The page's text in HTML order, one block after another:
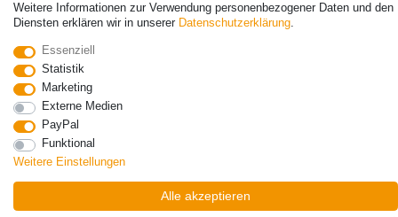
Weitere Informationen zur Verwendung personenbezogener Daten und den
Diensten erklären wir in unserer Daten­schutz­erklärung.
Essenziell
Statistik
Marketing
Externe Medien
PayPal
Funktional
Weitere Einstellungen
Alle akzeptieren